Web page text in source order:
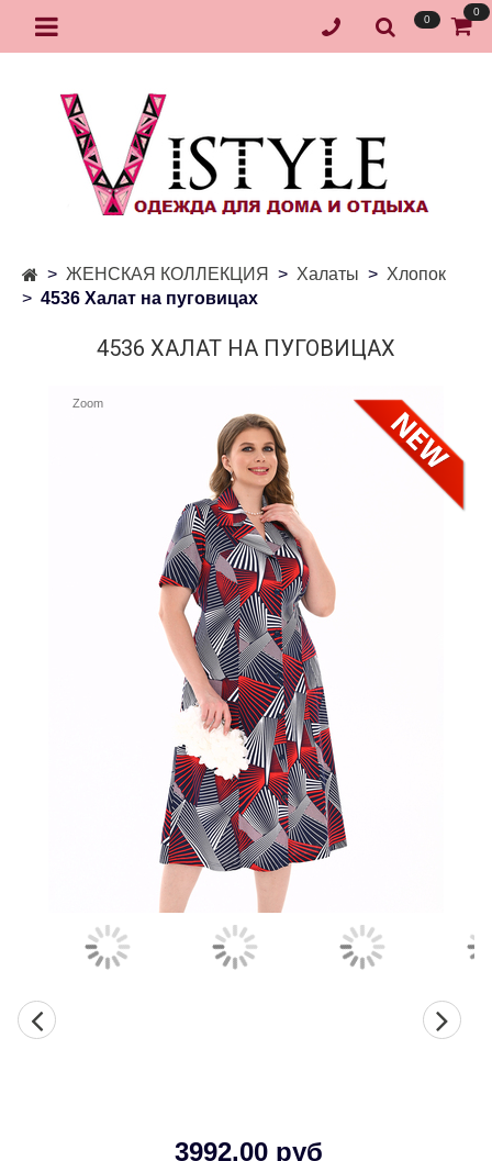
0
0
ЖЕНСКАЯ КОЛЛЕКЦИЯ Халаты
Хлопок
4536 Халат на пуговицах
4536 ХАЛАТ НА ПУГОВИЦАХ
Zoom
3992.00 руб